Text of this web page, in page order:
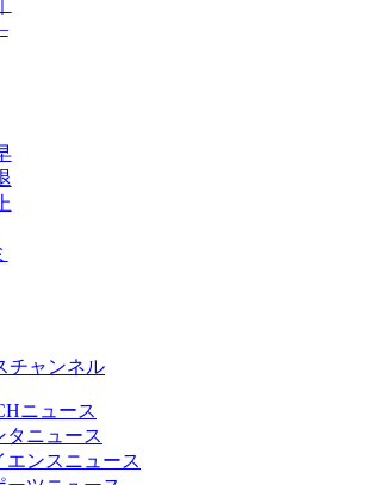
チャンネル
ニュース
タニュース
エンスニュース